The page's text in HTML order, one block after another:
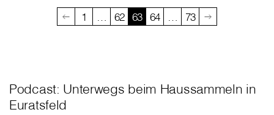
1 62 63 64 73
Podcast: Unterwegs beim Haussammeln in
Euratsfeld